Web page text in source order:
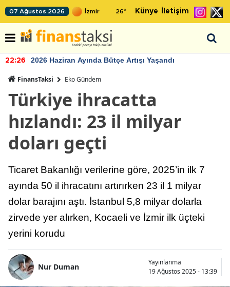
07 Ağustos 2026 26° Künye İletişim
22:26 2026 Haziran Ayında Bütçe Artışı Yaşandı
FinansTaksi Eko Gündem
Türkiye ihracatta
hızlandı: 23 il milyar
doları geçti
Ticaret Bakanlığı verilerine göre, 2025’in ilk 7
ayında 50 il ihracatını artırırken 23 il 1 milyar
dolar barajını aştı. İstanbul 5,8 milyar dolarla
zirvede yer alırken, Kocaeli ve İzmir ilk üçteki
yerini korudu
Nur Duman
Yayınlanma
19 Ağustos 2025 - 13:39